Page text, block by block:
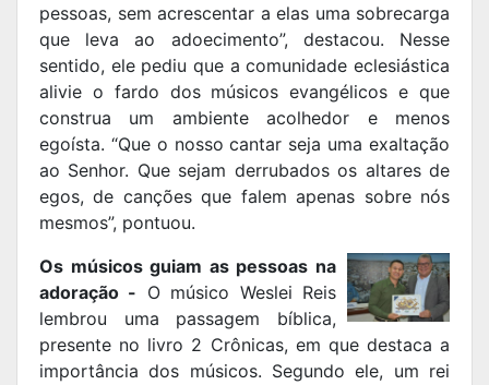
pessoas, sem acrescentar a elas uma sobrecarga
que leva ao adoecimento”, destacou. Nesse
sentido, ele pediu que a comunidade eclesiástica
alivie o fardo dos músicos evangélicos e que
construa um ambiente acolhedor e menos
egoísta. “Que o nosso cantar seja uma exaltação
ao Senhor. Que sejam derrubados os altares de
egos, de canções que falem apenas sobre nós
mesmos”, pontuou.
Os músicos guiam as pessoas na
adoração - O músico Weslei Reis
lembrou uma passagem bíblica,
presente no livro 2 Crônicas, em que destaca a
importância dos músicos. Segundo ele, um rei